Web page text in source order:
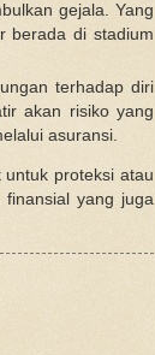
gejala. Yang
berada di stadium
terhadap diri
akan risiko yang
asuransi.
proteksi atau
finansial yang juga